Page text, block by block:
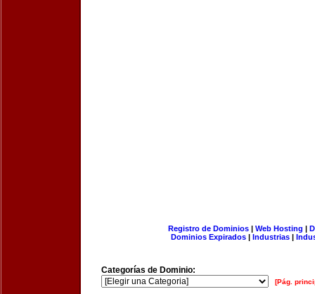
Registro de Dominios| Web Hosting |
Dominios Expirados | Industrias |
Categorías de Dominio:
[Pág.